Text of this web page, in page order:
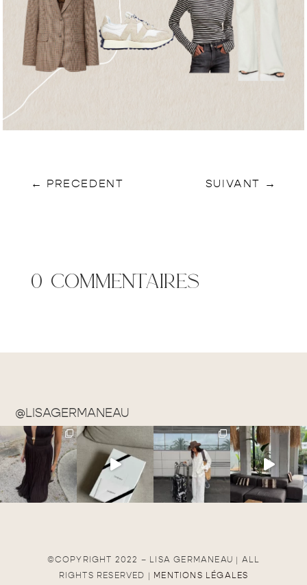
← PRECEDENT SUIVANT →
0 commentaires
@LISAGERMANEAU
©COPYRIGHT 2022 – LISA GERMANEAU | ALL
RIGHTS RESERVED | MENTIONS LÉGALES